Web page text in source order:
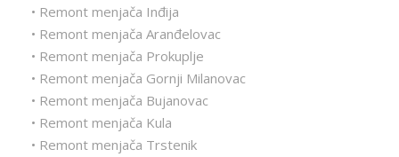
• Remont menjača Inđija
• Remont menjača Aranđelovac
• Remont menjača Prokuplje
• Remont menjača Gornji Milanovac
• Remont menjača Bujanovac
• Remont menjača Kula
• Remont menjača Trstenik